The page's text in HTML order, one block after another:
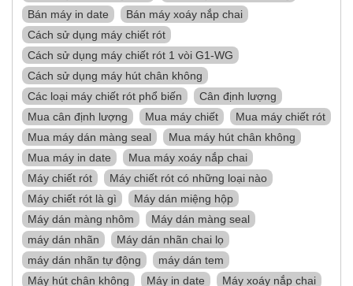
Bán máy in date
Bán máy xoáy nắp chai
Cách sử dụng máy chiết rót
Cách sử dụng máy chiết rót 1 vòi G1-WG
Cách sử dụng máy hút chân không
Các loại máy chiết rót phổ biến
Cân định lượng
Mua cân định lượng
Mua máy chiết
Mua máy chiết rót
Mua máy dán màng seal
Mua máy hút chân không
Mua máy in date
Mua máy xoáy nắp chai
Máy chiết rót
Máy chiết rót có những loại nào
Máy chiết rót là gì
Máy dán miệng hộp
Máy dán màng nhôm
Máy dán màng seal
máy dán nhãn
Máy dán nhãn chai lọ
máy dán nhãn tự động
máy dán tem
Máy hút chân không
Máy in date
Máy xoáy nắp chai